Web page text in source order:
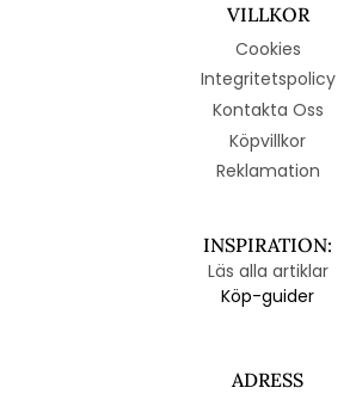
VILLKOR
Cookies
Integritetspolicy
Kontakta Oss
Köpvillkor
Reklamation
INSPIRATION:
Läs alla artiklar
Köp-guider
ADRESS